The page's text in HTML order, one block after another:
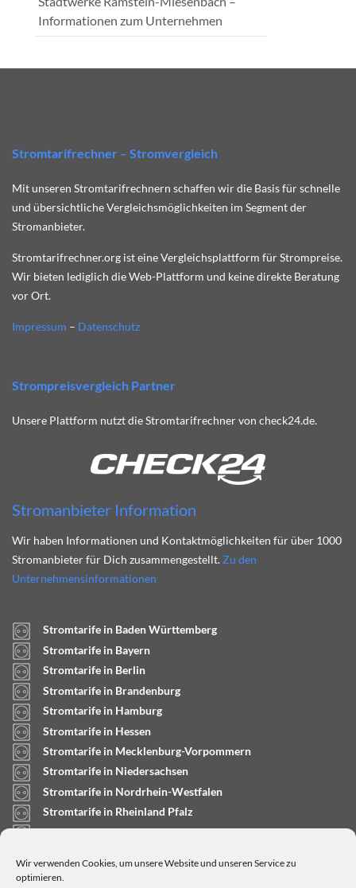
Wir verwenden Cookies, um unsere Website und unseren Service zu
optimieren.
Informationen zum Unternehmen
Stromtarifrechner – Stromvergleich
Mit unseren Stromtarifrechnern schaffen wir die Basis für schnelle
und übersichtliche Vergleichsmöglichkeiten im Segment der
Stromanbieter.
Stromtarifrechner.org ist eine Vergleichsplattform für Strompreise.
Wir bieten lediglich die Web-Plattform und keine direkte Beratung
vor Ort.
Impressum – Datenschutz
Strompreisvergleich Partner
Unsere Plattform nutzt die Stromtarifrechner von check24.de.
Stromanbieter Information
Wir haben Informationen und Kontaktmöglichkeiten für über 1000
Stromanbieter für Dich zusammengestellt. Zu den
Unternehmensinformationen
Stromtarife in Baden Württemberg
Stromtarife in Bayern
Stromtarife in Berlin
Stromtarife in Brandenburg
Stromtarife in Hamburg
Stromtarife in Hessen
Stromtarife in Mecklenburg-Vorpommern
Stromtarife in Niedersachsen
Stromtarife in Nordrhein-Westfalen
Stromtarife in Rheinland Pfalz
Stromtarife in Saarland
Stromtarife in Schleswig-Holstein